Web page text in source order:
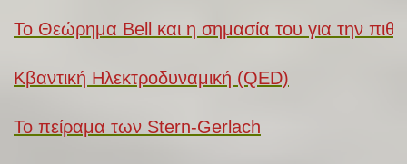
Το Θεώρημα Bell και η σημασία του για την
Κβαντική Ηλεκτροδυναμική (QED)
Το πείραμα των Stern-Gerlach